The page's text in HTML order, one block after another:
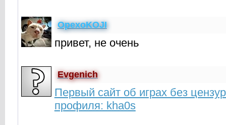
OpexoKOJI
привет, не очень
Evgenich
Первый сайт об играх без
профиля: kha0s